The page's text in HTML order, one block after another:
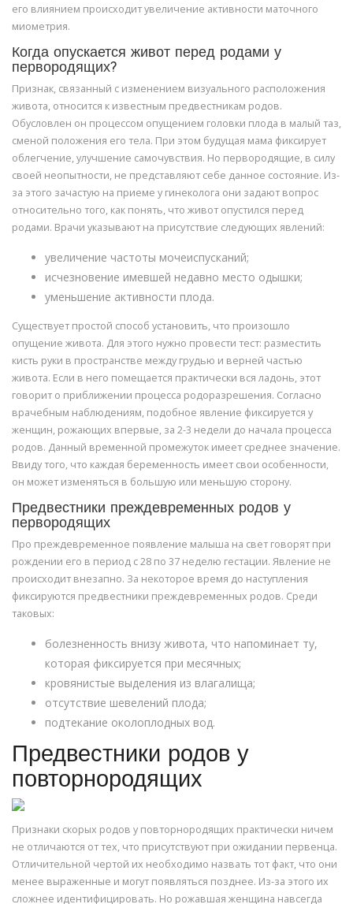
его влиянием происходит увеличение активности маточного
миометрия.
Когда опускается живот перед родами у
первородящих?
Признак, связанный с изменением визуального расположения
живота, относится к известным предвестникам родов.
Обусловлен он процессом опущением головки плода в малый таз,
сменой положения его тела. При этом будущая мама фиксирует
облегчение, улучшение самочувствия. Но первородящие, в силу
своей неопытности, не представляют себе данное состояние. Из-
за этого зачастую на приеме у гинеколога они задают вопрос
относительно того, как понять, что живот опустился перед
родами. Врачи указывают на присутствие следующих явлений:
увеличение частоты мочеиспусканий;
исчезновение имевшей недавно место одышки;
уменьшение активности плода.
Существует простой способ установить, что произошло
опущение живота. Для этого нужно провести тест: разместить
кисть руки в пространстве между грудью и верней частью
живота. Если в него помещается практически вся ладонь, этот
говорит о приближении процесса родоразрешения. Согласно
врачебным наблюдениям, подобное явление фиксируется у
женщин, рожающих впервые, за 2-3 недели до начала процесса
родов. Данный временной промежуток имеет среднее значение.
Ввиду того, что каждая беременность имеет свои особенности,
он может изменяться в большую или меньшую сторону.
Предвестники преждевременных родов у
первородящих
Про преждевременное появление малыша на свет говорят при
рождении его в период с 28 по 37 неделю гестации. Явление не
происходит внезапно. За некоторое время до наступления
фиксируются предвестники преждевременных родов. Среди
таковых:
болезненность внизу живота, что напоминает ту,
которая фиксируется при месячных;
кровянистые выделения из влагалища;
отсутствие шевелений плода;
подтекание околоплодных вод.
Предвестники родов у
повторнородящих
Признаки скорых родов у повторнородящих практически ничем
не отличаются от тех, что присутствуют при ожидании первенца.
Отличительной чертой их необходимо назвать тот факт, что они
менее выраженные и могут появляться позднее. Из-за этого их
сложнее идентифицировать. Но рожавшая женщина навсегда